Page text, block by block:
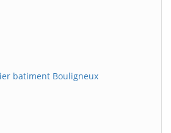
batiment Bouligneux